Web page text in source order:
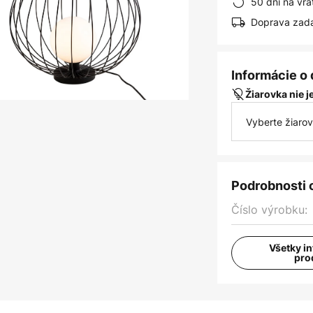
Doprava
Informácie o
Žiarovka nie
Vyberte
Podrobnosti
Číslo výrobku:
Všetky